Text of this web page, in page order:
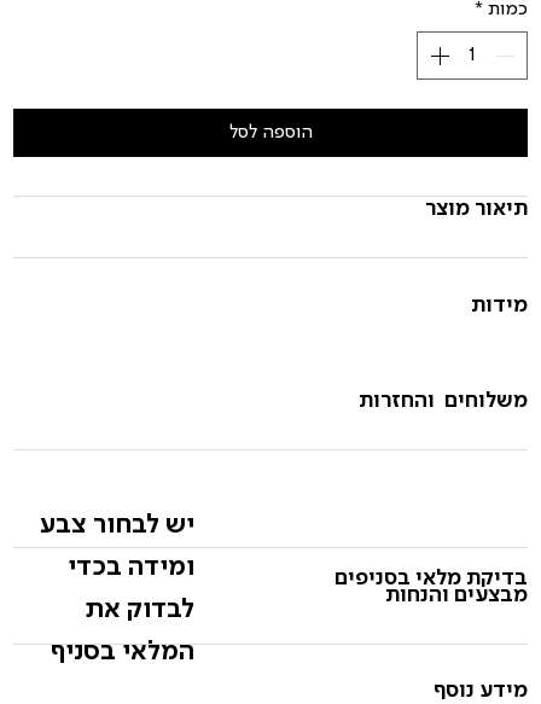
כמות *
הוספה לסל
תיאור מוצר
מידות
משלוחים והחזרות
יש לבחור צבע
ומידה בכדי
לבדוק את
המלאי בסניף
בדיקת מלאי בסניפים
מבצעים והנחות
מידע נוסף